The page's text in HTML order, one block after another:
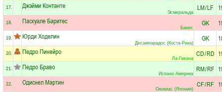
17. Джэйми Контанте
Эсмеральда
LM/LF
18. Паскуале Баритес
Банес
GK
19. Юрди Ходелин
Десампарадос (Коста-Рика)
GK
20. Педро Пинейро
Ла-Гавана
CD/RD
21. Педро Браво
Испано Америка
RM/RF
22. Одиснел Мартин
Ококиас (Япония)
CF/RF